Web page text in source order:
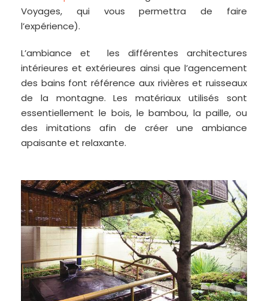
Voyages, qui vous permettra de faire
l’expérience).
L’ambiance et les différentes architectures
intérieures et extérieures ainsi que l’agencement
des bains font référence aux rivières et ruisseaux
de la montagne. Les matériaux utilisés sont
essentiellement le bois, le bambou, la paille, ou
des imitations afin de créer une ambiance
apaisante et relaxante.